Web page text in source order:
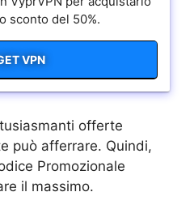
sconto del 50%.
VPN
offerte
può afferrare. Quindi,
Promozionale
il massimo.